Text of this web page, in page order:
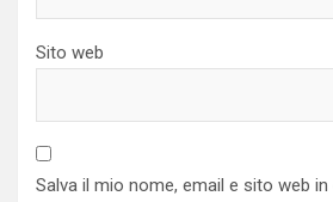
Sito web
Salva il mio nome, email e sito web